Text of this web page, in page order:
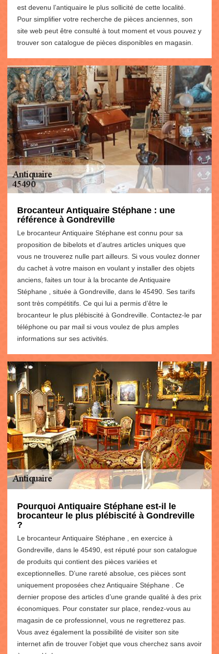
est devenu l’antiquaire le plus sollicité de cette localité.
Pour simplifier votre recherche de pièces anciennes, son
site web peut être consulté à tout moment et vous pouvez y
trouver son catalogue de pièces disponibles en magasin.
Brocanteur Antiquaire Stéphane : une
référence à Gondreville
Le brocanteur Antiquaire Stéphane est connu pour sa
proposition de bibelots et d’autres articles uniques que
vous ne trouverez nulle part ailleurs. Si vous voulez donner
du cachet à votre maison en voulant y installer des objets
anciens, faites un tour à la brocante de Antiquaire
Stéphane , située à Gondreville, dans le 45490. Ses tarifs
sont très compétitifs. Ce qui lui a permis d’être le
brocanteur le plus plébiscité à Gondreville. Contactez-le par
téléphone ou par mail si vous voulez de plus amples
informations sur ses activités.
Pourquoi Antiquaire Stéphane est-il le
brocanteur le plus plébiscité à Gondreville
?
Le brocanteur Antiquaire Stéphane , en exercice à
Gondreville, dans le 45490, est réputé pour son catalogue
de produits qui contient des pièces variées et
exceptionnelles. D’une rareté absolue, ces pièces sont
uniquement proposées chez Antiquaire Stéphane . Ce
dernier propose des articles d’une grande qualité à des prix
économiques. Pour constater sur place, rendez-vous au
magasin de ce professionnel, vous ne regretterez pas.
Vous avez également la possibilité de visiter son site
internet afin de trouver l’objet que vous cherchez sans avoir